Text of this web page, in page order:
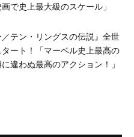
で史上最大級のスケール」
／テン・リングスの伝説』全世
ート！「マーベル史上最高の
違わぬ最高のアクション！」